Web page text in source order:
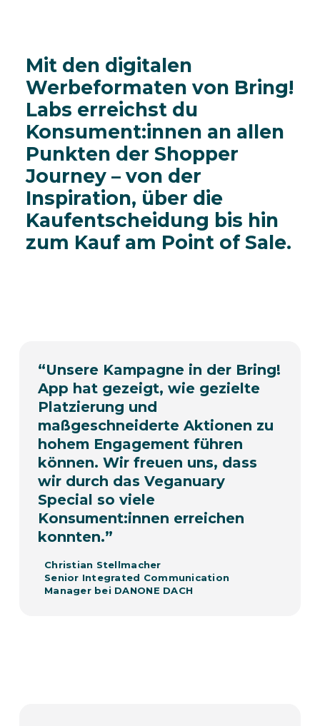
Mit den digitalen
Werbeformaten von Bring!
Labs erreichst du
Konsument:innen an allen
Punkten der Shopper
Journey – von der
Inspiration, über die
Kaufentscheidung bis hin
zum Kauf am Point of Sale.
“Unsere Kampagne in der Bring!
App hat gezeigt, wie gezielte
Platzierung und
maßgeschneiderte Aktionen zu
hohem Engagement führen
können. Wir freuen uns, dass
wir durch das Veganuary
Special so viele
Konsument:innen erreichen
konnten.”
Christian Stellmacher
Senior Integrated Communication
Manager bei DANONE DACH